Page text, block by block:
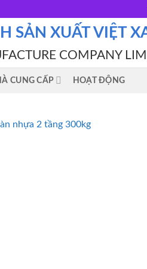
SẢN XUẤT VIỆT
COMPANY
CUNG CẤP HOẠT ĐỘNG